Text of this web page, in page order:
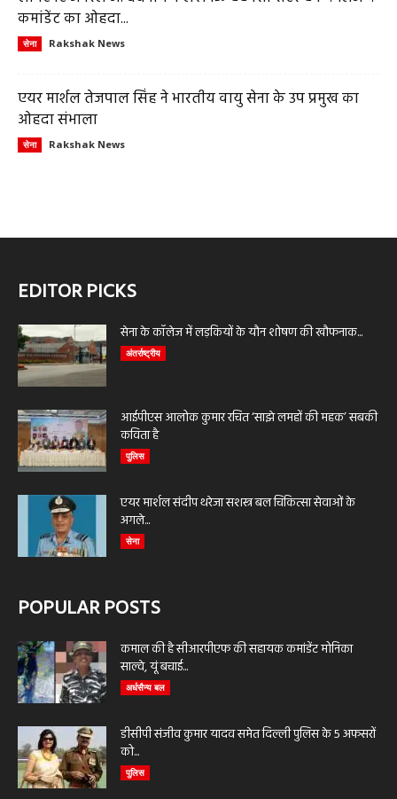
कमांडेंट का ओहदा...
सेना Rakshak News
एयर मार्शल तेजपाल सिंह ने भारतीय वायु सेना के उप प्रमुख का
ओहदा संभाला
सेना Rakshak News
EDITOR PICKS
सेना के कॉलेज में लड़कियों के यौन शोषण की खौफनाक...
अंतर्राष्ट्रीय
आईपीएस आलोक कुमार रचित ‘साझे लमहों की महक’ सबकी
कविता है
पुलिस
एयर मार्शल संदीप थरेजा सशस्त्र बल चिकित्सा सेवाओं के
अगले...
सेना
POPULAR POSTS
कमाल की है सीआरपीएफ की सहायक कमांडेंट मोनिका
साल्वे, यूं बचाई...
अर्धसैन्य बल
डीसीपी संजीव कुमार यादव समेत दिल्ली पुलिस के 5 अफसरों
को...
पुलिस